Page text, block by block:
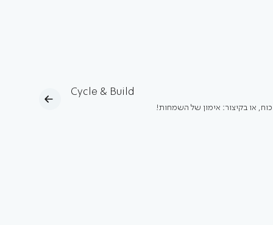
Cycle & Build
או בקיצור: אימון של השמחות!